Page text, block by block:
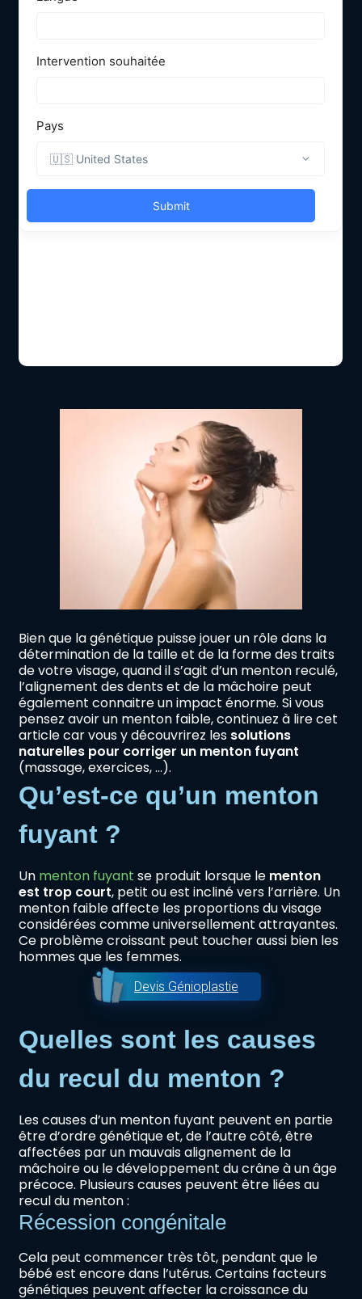
Bien que la génétique puisse jouer un rôle dans la
détermination de la taille et de la forme des traits
de votre visage, quand il s’agit d’un menton reculé,
l’alignement des dents et de la mâchoire peut
également connaitre un impact énorme. Si vous
pensez avoir un menton faible, continuez à lire cet
article car vous y découvrirez les solutions
naturelles pour corriger un menton fuyant
(massage, exercices, …).
Qu’est-ce qu’un menton
fuyant ?
Un menton fuyant se produit lorsque le menton
est trop court, petit ou est incliné vers l’arrière. Un
menton faible affecte les proportions du visage
considérées comme universellement attrayantes.
Ce problème croissant peut toucher aussi bien les
hommes que les femmes.
Devis Génioplastie
Quelles sont les causes
du recul du menton ?
Les causes d’un menton fuyant peuvent en partie
être d’ordre génétique et, de l’autre côté, être
affectées par un mauvais alignement de la
mâchoire ou le développement du crâne à un âge
précoce. Plusieurs causes peuvent être liées au
recul du menton :
Récession congénitale
Cela peut commencer très tôt, pendant que le
bébé est encore dans l’utérus. Certains facteurs
génétiques peuvent affecter la croissance du